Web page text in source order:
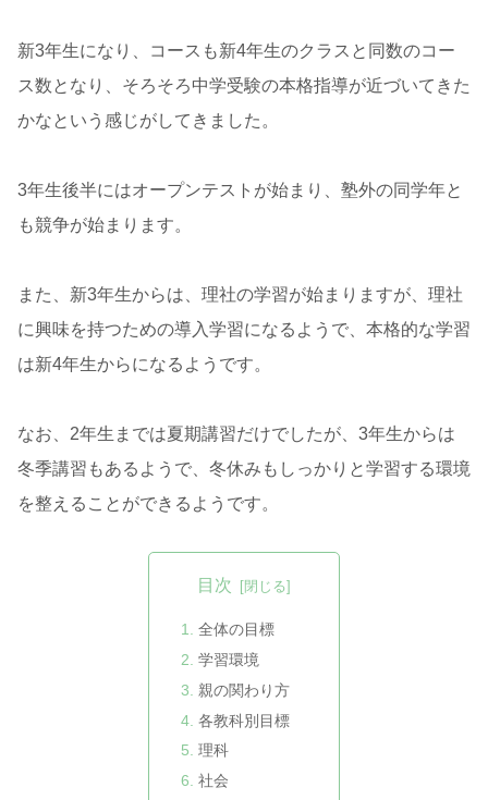
新3年生になり、コースも新4年生のクラスと同数のコー
ス数となり、そろそろ中学受験の本格指導が近づいてきた
かなという感じがしてきました。
3年生後半にはオープンテストが始まり、塾外の同学年と
も競争が始まります。
また、新3年生からは、理社の学習が始まりますが、理社
に興味を持つための導入学習になるようで、本格的な学習
は新4年生からになるようです。
なお、2年生までは夏期講習だけでしたが、3年生からは
冬季講習もあるようで、冬休みもしっかりと学習する環境
を整えることができるようです。
目次
全体の目標
学習環境
親の関わり方
各教科別目標
理科
社会